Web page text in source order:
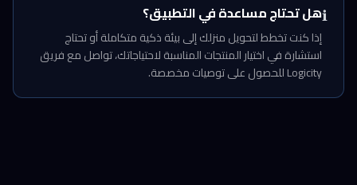
ℹ️هل تحتاج مساعدة في التطبيق؟
إذا كنت تخطط لتحويل منزلك إلى بيئة ذكية متكاملة أو تحتاج
استشارة في اختيار المنتجات المناسبة لاحتياجاتك، تواصل مع فريق
Logicity للحصول على توصيات مخصصة.